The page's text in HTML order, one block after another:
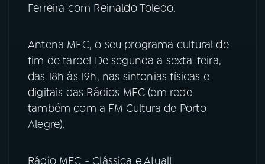
Ferreira com Reinaldo Toledo.
Antena MEC, o seu programa cultural de
fim de tarde! De segunda a sexta-feira,
das 18h às 19h, nas sintonias físicas e
digitais das Rádios MEC (em rede
também com a FM Cultura de Porto
Alegre).
Rádio MEC - Clássica e Atual!